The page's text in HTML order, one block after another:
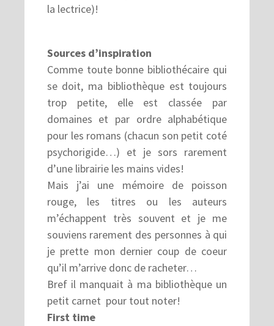
la lectrice)!
Sources d’inspiration
Comme toute bonne bibliothécaire qui
se doit, ma bibliothèque est toujours
trop petite, elle est classée par
domaines et par ordre alphabétique
pour les romans (chacun son petit coté
psychorigide…) et je sors rarement
d’une librairie les mains vides!
Mais j’ai une mémoire de poisson
rouge, les titres ou les auteurs
m’échappent très souvent et je me
souviens rarement des personnes à qui
je prette mon dernier coup de coeur
qu’il m’arrive donc de racheter…
Bref il manquait à ma bibliothèque un
petit carnet pour tout noter!
First time